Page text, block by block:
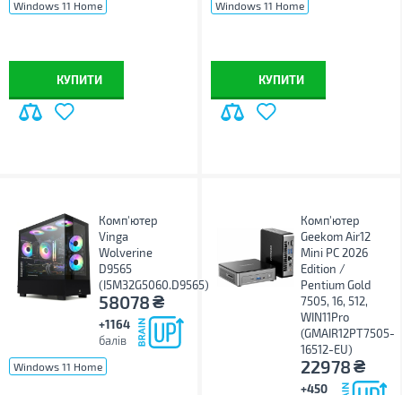
Windows 11 Home
КУПИТИ
Windows 11 Home
КУПИТИ
Комп'ютер
Vinga
Wolverine
D9565
(I5M32G5060.D9565)
58078₴
+1164
балів
Windows 11 Home
Комп'ютер
Geekom Air12
Mini PC 2026
Edition /
Pentium Gold
7505, 16, 512,
WIN11Pro
(GMAIR12PT7505-
16512-EU)
22978₴
+450